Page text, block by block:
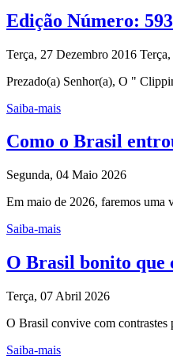
Edição Número: 593
Terça, 27 Dezembro 2016
Prezado(a) Senhor(a), O "
Saiba-mais
Como o Brasil
Segunda, 04 Maio 2026
Em maio de 2026, faremos uma
Saiba-mais
O Brasil bonito que
Terça, 07 Abril 2026
O Brasil convive com contrastes
Saiba-mais